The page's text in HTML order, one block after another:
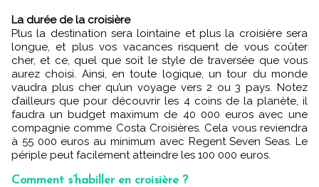
La durée de la croisière
Plus la destination sera lointaine et plus la croisière sera
longue, et plus vos vacances risquent de vous coûter
cher, et ce, quel que soit le style de traversée que vous
aurez choisi. Ainsi, en toute logique, un tour du monde
vaudra plus cher qu’un voyage vers 2 ou 3 pays. Notez
d’ailleurs que pour découvrir les 4 coins de la planète, il
faudra un budget maximum de 40 000 euros avec une
compagnie comme Costa Croisières. Cela vous reviendra
à 55 000 euros au minimum avec Regent Seven Seas. Le
périple peut facilement atteindre les 100 000 euros.
Comment s’habiller en croisière ?